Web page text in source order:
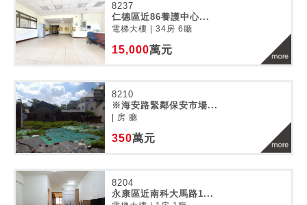
8237
仁德區近86養護中心...
電梯大樓 | 34房 6廳
15,000萬元
8210
※海安路緊鄰保安市場...
| 房 廳
350萬元
8204
永康區近南科大馬路1...